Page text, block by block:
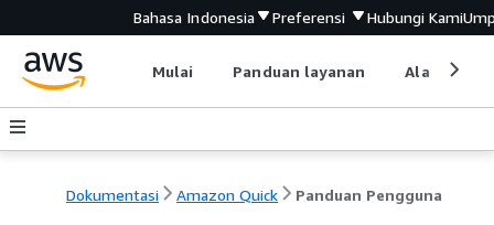
Bahasa Indonesia Preferensi Hubungi Kami
Mulai Panduan layanan Alat
Dokumentasi Amazon Quick Panduan Pengguna